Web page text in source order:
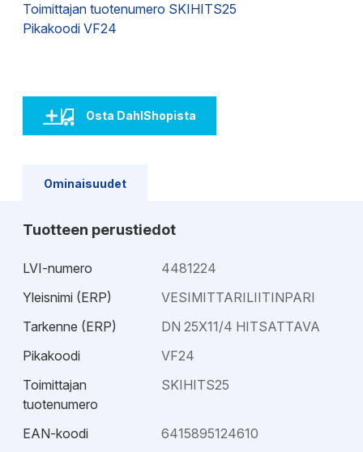
Toimittajan tuotenumero SKIHITS25
Pikakoodi VF24
Osta DahlShopista
Ominaisuudet
Tuotteen perustiedot
LVI-numero
4481224
Yleisnimi (ERP)
VESIMITTARILIITINPARI
Tarkenne (ERP)
DN 25X11/4 HITSATTAVA
Pikakoodi
VF24
Toimittajan
tuotenumero
SKIHITS25
EAN-koodi
6415895124610